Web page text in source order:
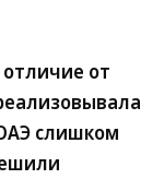
от
слишком